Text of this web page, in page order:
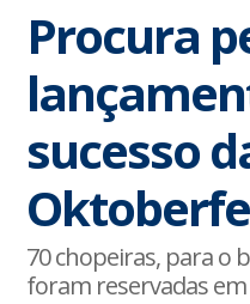
Procura
sucesso
70 chopeiras, para o
foram reservadas